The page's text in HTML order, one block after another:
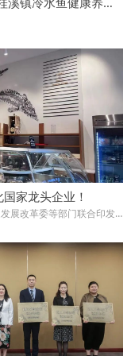
家龙头企业！
6月4日，农业农村部、国家发展改革委等部门联合印发通知，公布了第八批农业产业化国家重点龙头企业名单。在这份名单中，来自四川的润兆渔业名列其中。